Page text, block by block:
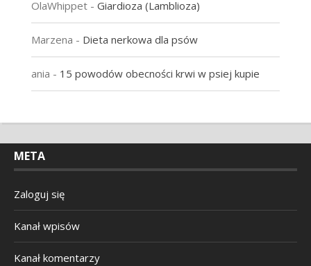
OlaWhippet- Giardioza (Lamblioza)
Marzena - Dieta nerkowa dla psów
ania - 15 powodów obecności krwi w psiej kupie
META
Zaloguj się
Kanał wpisów
Kanał komentarzy